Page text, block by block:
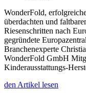
WonderFold,
überdachten und
Riesenschritten nach
gegründete
Branchenexperte
WonderFold GmbH
Kinderausstattungs-
den Artikel lesen